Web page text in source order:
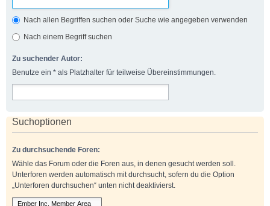
Nach allen Begriffen suchen oder Suche wie angegeben verwenden
Nach einem Begriff suchen
Zu suchender Autor:
Benutze ein * als Platzhalter für teilweise Übereinstimmungen.
Suchoptionen
Zu durchsuchende Foren:
Wähle das Forum oder die Foren aus, in denen gesucht werden soll.
Unterforen werden automatisch mit durchsucht, sofern du die Option
„Unterforen durchsuchen“ unten nicht deaktivierst.